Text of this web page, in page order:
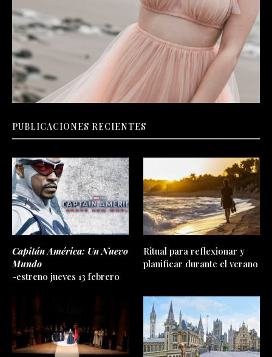
PUBLICACIONES RECIENTES
Capitán América: Un Nuevo
Mundo
-estreno jueves 13 febrero
Ritual para reflexionar y
planificar durante el verano